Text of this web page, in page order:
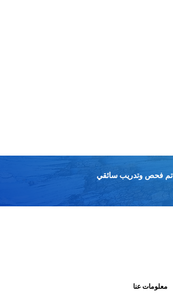
تم فحص وتدريب سائقي Allen Limousines بدقة ليكونوا الأفضل في هذه الصناعة. بالإضافة إلى المساعدة في التوجيهات والخرائط ، يقوم نظام التتبع
معلومات عنا